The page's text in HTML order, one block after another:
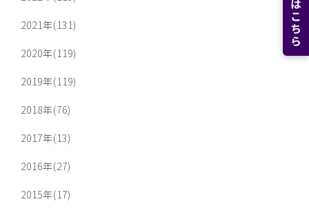
2021年(131)
2020年(119)
2019年(119)
2018年(76)
2017年(13)
2016年(27)
2015年(17)